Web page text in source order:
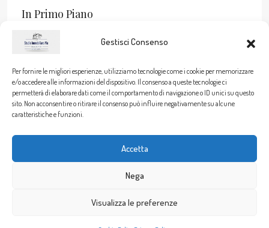
Gestisci Consenso
Per fornire le migliori esperienze, utilizziamo tecnologie come i cookie per memorizzare
e/o accedere alle informazioni del dispositivo. Il consenso a queste tecnologie ci
permetterà di elaborare dati come il comportamento di navigazione o ID unici su questo
sito. Non acconsentire o ritirare il consenso può influire negativamente su alcune
caratteristiche e funzioni.
Accetta
Nega
Visualizza le preferenze
In Primo Piano
Stato Dell’immobile
Vendita (16)
Serramanna (SU) - P.IVA 02912390925